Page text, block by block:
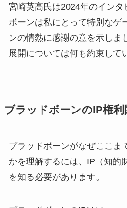
宮崎英高氏は2024年のインタ
ボーンは私にとって特別なゲ
ンの情熱に感謝の意を示しま
展開については何も約束して
ブラッドボーンのIP権
ブラッドボーンがなぜここま
かを理解するには、IP（知的
を知る必要があります。